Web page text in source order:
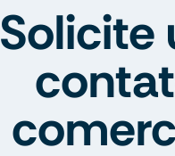
Solicite